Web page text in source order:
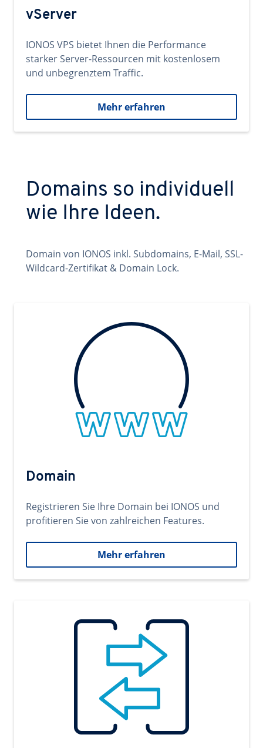
vServer
IONOS VPS bietet Ihnen die Performance
starker Server-Ressourcen mit kostenlosem
und unbegrenztem Traffic.
Mehr erfahren
Domains so individuell
wie Ihre Ideen.
Domain von IONOS inkl. Subdomains, E-Mail, SSL-
Wildcard-Zertifikat & Domain Lock.
Domain
Registrieren Sie Ihre Domain bei IONOS und
profitieren Sie von zahlreichen Features.
Mehr erfahren